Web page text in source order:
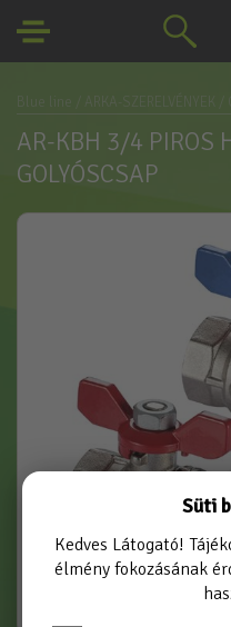
AR-KBH 3/4 PIROS
GOLYÓSCSAP
Süti
Kedves Látogató!
élmény fokozásának